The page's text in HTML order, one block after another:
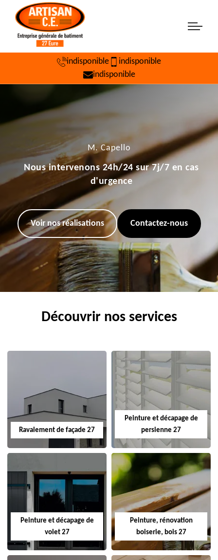
indisponible
indisponible
indisponible
M. Capello
Nous intervenons 24h/24 sur 7j/7 en cas
d'urgence
Voir nos réalisations Contactez-nous
Découvrir nos services
Ravalement de façade 27
Peinture et décapage de
persienne 27
Peinture et décapage de
volet 27
Peinture, rénovation
boiserie, bois 27